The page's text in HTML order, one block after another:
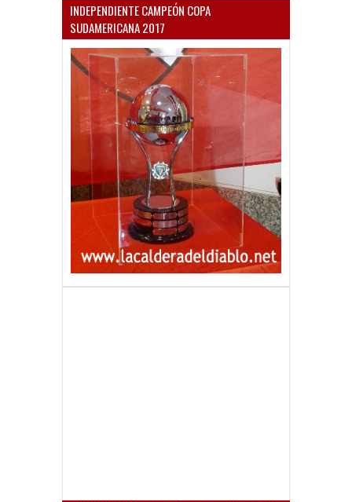
INDEPENDIENTE CAMPEÓN COPA
SUDAMERICANA 2017